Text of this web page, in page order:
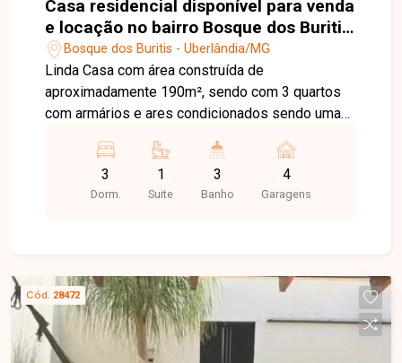
Casa residencial disponível para venda
e locação no bairro Bosque dos Buritis
em Uberlândia-MG
Bosque dos Buritis - Uberlândia/MG
Linda Casa com área construída de
aproximadamente 190m², sendo com 3 quartos
com armários e ares condicionados sendo uma
escritório com armários, sala ampla 2 ambientes,
sala de Tv, banheiro social, cozinha toda
planejada de armários, fogão cooktop e coifa,
cerca elétrica, aquecimento solar, 4 vagas de
garagens.
3
Dorm.
1
Suite
3
Banho
4
Garagens
Cód. 28472